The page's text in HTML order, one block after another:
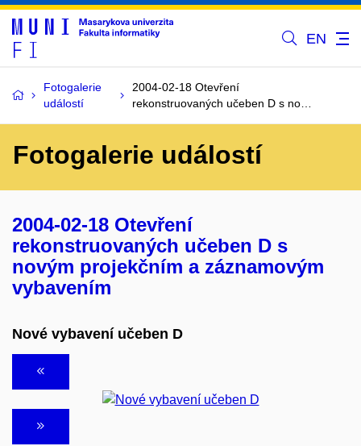
EN
Fotogalerie
událostí
2004-02-18 Otevření
rekonstruovaných učeben D s no…
Fotogalerie událostí
2004-02-18 Otevření
rekonstruovaných učeben D s
novým projekčním a záznamovým
vybavením
Nové vybavení učeben D